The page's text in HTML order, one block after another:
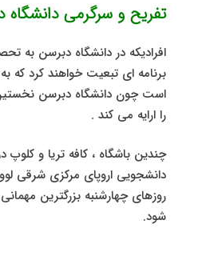
تفریح و سرگرمی
افرادیکه در دانشگاه دبرسن به
برنامه ای تبعیت خواهند کرد که
است چون دانشگاه دبرسن
را ارایه می کند .
چندین باشگاه ، کافه تریا و کلوپ
دانشجویی اروپای مرکزی شرقی
روزهای چهارشنبه بزرگترین
شود.